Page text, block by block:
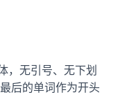
，无引号、无下划
后的单词作为开头